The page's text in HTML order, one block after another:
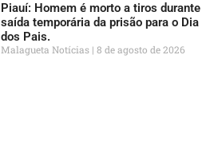
Piauí: Homem é morto a tiros durante
saída temporária da prisão para o Dia
dos Pais.
Malagueta Notícias 8 de agosto de 2026